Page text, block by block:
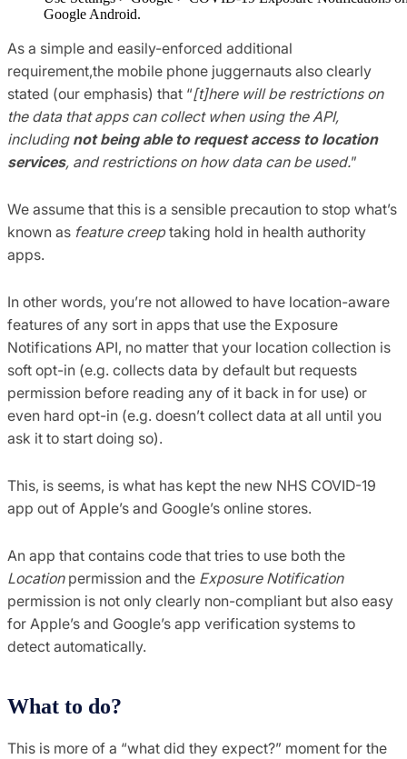
Google Android.
As a simple and easily-enforced additional
requirement,the mobile phone juggernauts also clearly
stated (our emphasis) that “[t]here will be restrictions on
the data that apps can collect when using the API,
including not being able to request access to location
services, and restrictions on how data can be used.”
We assume that this is a sensible precaution to stop what’s
known as feature creep taking hold in health authority
apps.
In other words, you’re not allowed to have location-aware
features of any sort in apps that use the Exposure
Notifications API, no matter that your location collection is
soft opt-in (e.g. collects data by default but requests
permission before reading any of it back in for use) or
even hard opt-in (e.g. doesn’t collect data at all until you
ask it to start doing so).
This, is seems, is what has kept the new NHS COVID-19
app out of Apple’s and Google’s online stores.
An app that contains code that tries to use both the
Locationpermission and the Exposure Notification
permission is not only clearly non-compliant but also easy
for Apple’s and Google’s app verification systems to
detect automatically.
What to do?
This is more of a “what did they expect?” moment for the